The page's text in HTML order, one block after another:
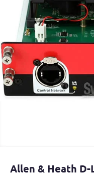
Allen & Heath D-